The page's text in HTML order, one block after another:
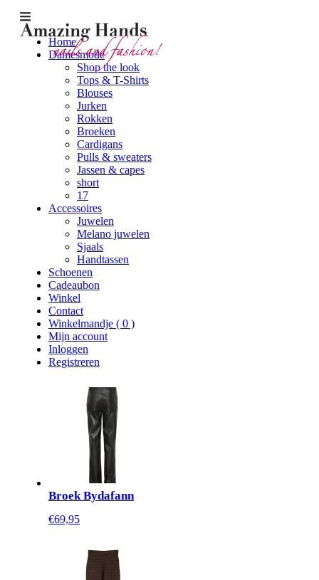
Home
Damesmode
Shop the look
Tops & T-Shirts
Blouses
Jurken
Rokken
Broeken
Cardigans
Pulls & sweaters
Jassen & capes
short
17
Accessoires
Juwelen
Melano juwelen
Sjaals
Handtassen
Schoenen
Cadeaubon
Winkel
Contact
Winkelmandje ( 0 )
Mijn account
Inloggen
Registreren
Broek Bydafann
€69,95